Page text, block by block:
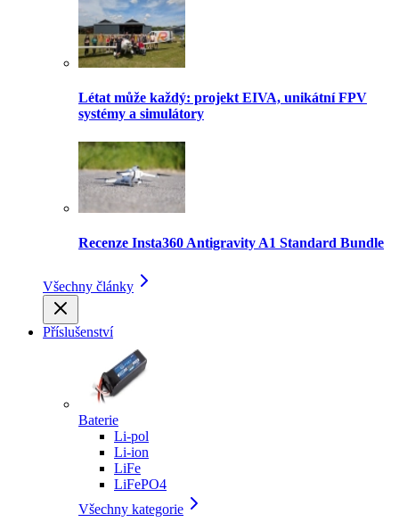
Létat může každý: projekt EIVA, unikátní FPV
systémy a simulátory
Recenze Insta360 Antigravity A1 Standard Bundle
Všechny články
Příslušenství
Baterie
Li-pol
Li-ion
LiFe
LiFePO4
Všechny kategorie